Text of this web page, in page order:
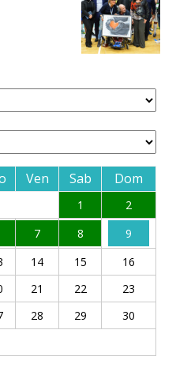
Ven Sab Dom
1
2
7 8
9
14 15
16
21 22
23
28 29
30